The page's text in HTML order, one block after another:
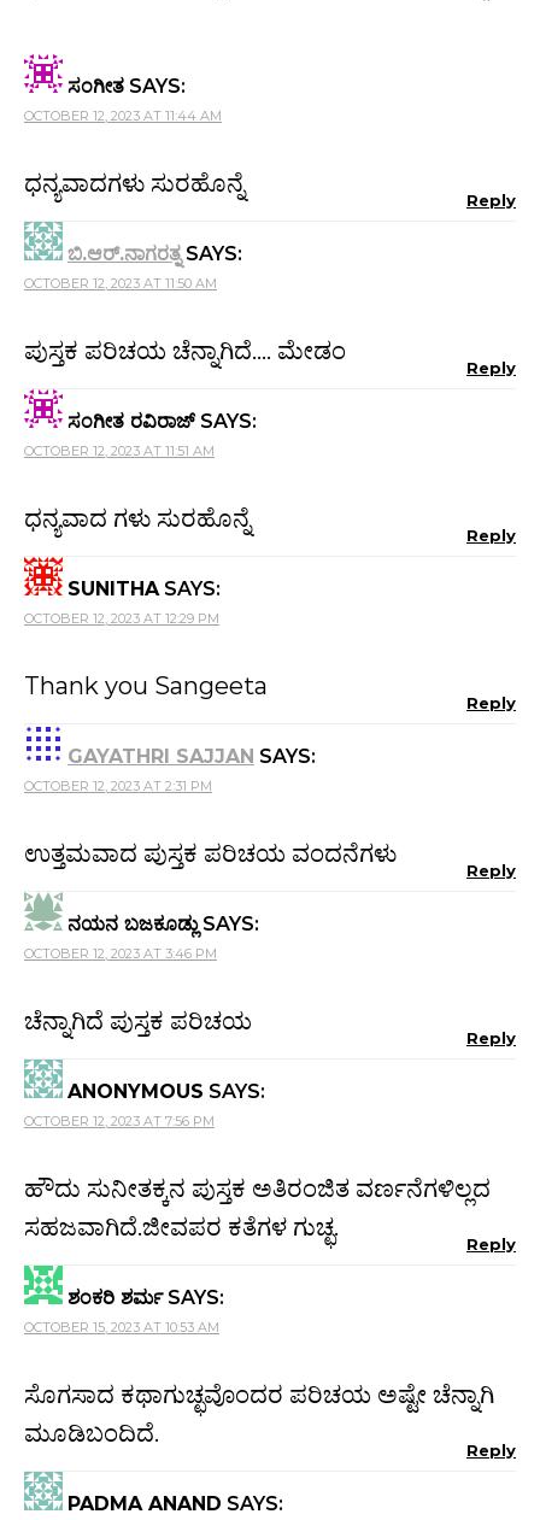
ಸಂಗೀತ SAYS:
OCTOBER 12, 2023 AT 11:44 AM
ಧನ್ಯವಾದಗಳು ಸುರಹೊನ್ನೆ
Reply
ಬಿ.ಆರ್.ನಾಗರತ್ನ SAYS:
OCTOBER 12, 2023 AT 11:50 AM
ಪುಸ್ತಕ ಪರಿಚಯ ಚೆನ್ನಾಗಿದೆ…. ಮೇಡಂ
Reply
ಸಂಗೀತ ರವಿರಾಜ್ SAYS:
OCTOBER 12, 2023 AT 11:51 AM
ಧನ್ಯವಾದ ಗಳು ಸುರಹೊನ್ನೆ
Reply
SUNITHA SAYS:
OCTOBER 12, 2023 AT 12:29 PM
Thank you Sangeeta
Reply
GAYATHRI SAJJAN SAYS:
OCTOBER 12, 2023 AT 2:31 PM
ಉತ್ತಮವಾದ ಪುಸ್ತಕ ಪರಿಚಯ ವಂದನೆಗಳು
Reply
ನಯನ ಬಜಕೂಡ್ಲು SAYS:
OCTOBER 12, 2023 AT 3:46 PM
ಚೆನ್ನಾಗಿದೆ ಪುಸ್ತಕ ಪರಿಚಯ
Reply
ANONYMOUS SAYS:
OCTOBER 12, 2023 AT 7:56 PM
ಹೌದು ಸುನೀತಕ್ಕನ ಪುಸ್ತಕ ಅತಿರಂಜಿತ ವರ್ಣನೆಗಳಿಲ್ಲದ
ಸಹಜವಾಗಿದೆ.ಜೀವಪರ ಕತೆಗಳ ಗುಚ್ಛ.
Reply
ಶಂಕರಿ ಶರ್ಮ SAYS:
OCTOBER 15, 2023 AT 10:53 AM
ಸೊಗಸಾದ ಕಥಾಗುಚ್ಛವೊಂದರ ಪರಿಚಯ ಅಷ್ಟೇ ಚೆನ್ನಾಗಿ
ಮೂಡಿಬಂದಿದೆ.
Reply
PADMA ANAND SAYS: